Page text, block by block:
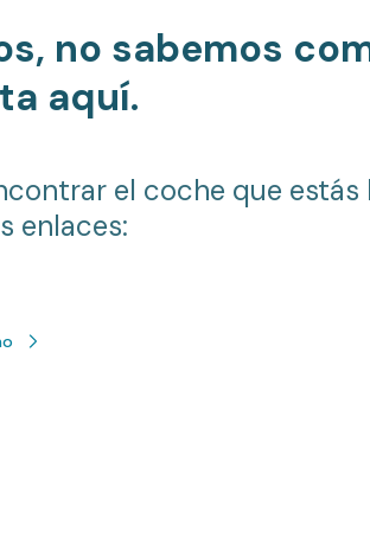
no sabemos
aquí.
el coche que
enlaces: